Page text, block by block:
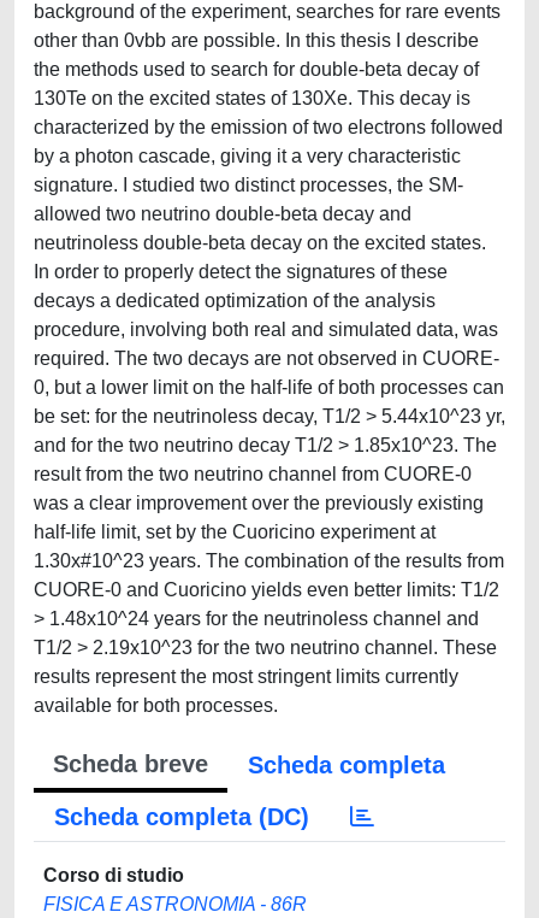
background of the experiment, searches for rare events
other than 0vbb are possible. In this thesis I describe
the methods used to search for double-beta decay of
130Te on the excited states of 130Xe. This decay is
characterized by the emission of two electrons followed
by a photon cascade, giving it a very characteristic
signature. I studied two distinct processes, the SM-
allowed two neutrino double-beta decay and
neutrinoless double-beta decay on the excited states.
In order to properly detect the signatures of these
decays a dedicated optimization of the analysis
procedure, involving both real and simulated data, was
required. The two decays are not observed in CUORE-
0, but a lower limit on the half-life of both processes can
be set: for the neutrinoless decay, T1/2 > 5.44x10^23 yr,
and for the two neutrino decay T1/2 > 1.85x10^23. The
result from the two neutrino channel from CUORE-0
was a clear improvement over the previously existing
half-life limit, set by the Cuoricino experiment at
1.30x#10^23 years. The combination of the results from
CUORE-0 and Cuoricino yields even better limits: T1/2
> 1.48x10^24 years for the neutrinoless channel and
T1/2 > 2.19x10^23 for the two neutrino channel. These
results represent the most stringent limits currently
available for both processes.
Scheda breve
Scheda completa
Scheda completa (DC)
Corso di studio
FISICA E ASTRONOMIA - 86R